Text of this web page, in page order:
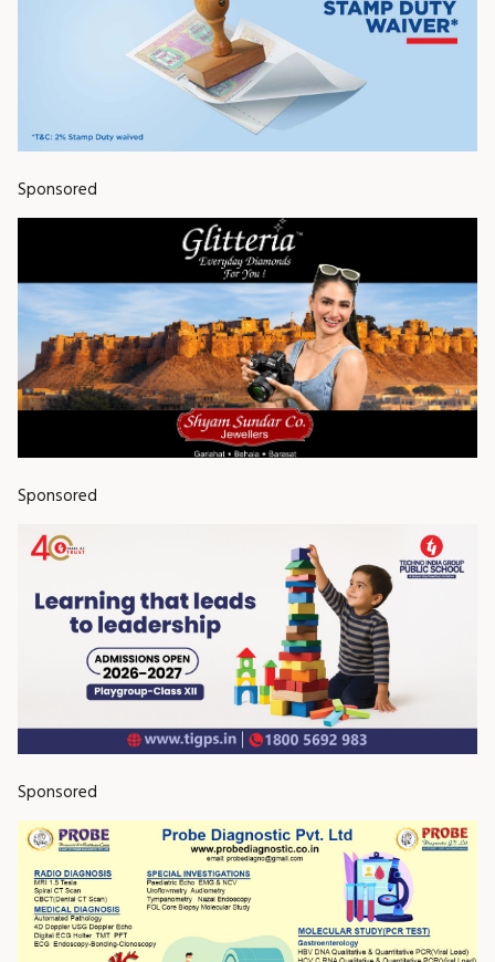
Sponsored
Sponsored
Sponsored